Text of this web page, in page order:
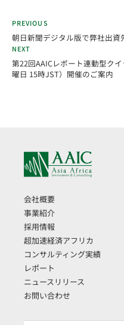
PREVIOUS
朝日新聞デジタル版で弊社出
NEXT
第22回AAICレポート連動型ク
曜日 15時JST）開催のご案内
会社概要
事業紹介
採用情報
超加速経済アフリカ
コンサルティング実績
レポート
ニュースリリース
お問い合わせ